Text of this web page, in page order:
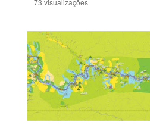
73 visualizações